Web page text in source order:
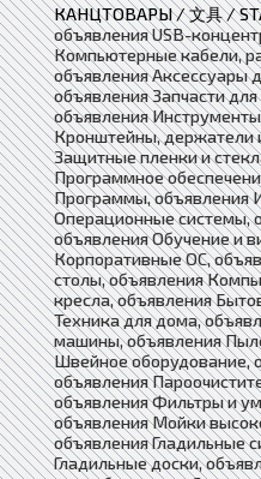
КАНЦТОВАРЫ / 文具 /
объявления USB-
Компьютерные кабели,
объявления Аксессуары
объявления Запчасти
объявления
Кронштейны, держатели
Защитные пленки и
Программное
Программы, объявления
Операционные системы,
объявления Обучение и
Корпоративные ОС,
столы, объявления
кресла, объявления
Техника для дома,
машины, объявления
Швейное оборудование,
объявления
объявления Фильтры и
объявления Мойки
объявления Гладильные
Гладильные доски,